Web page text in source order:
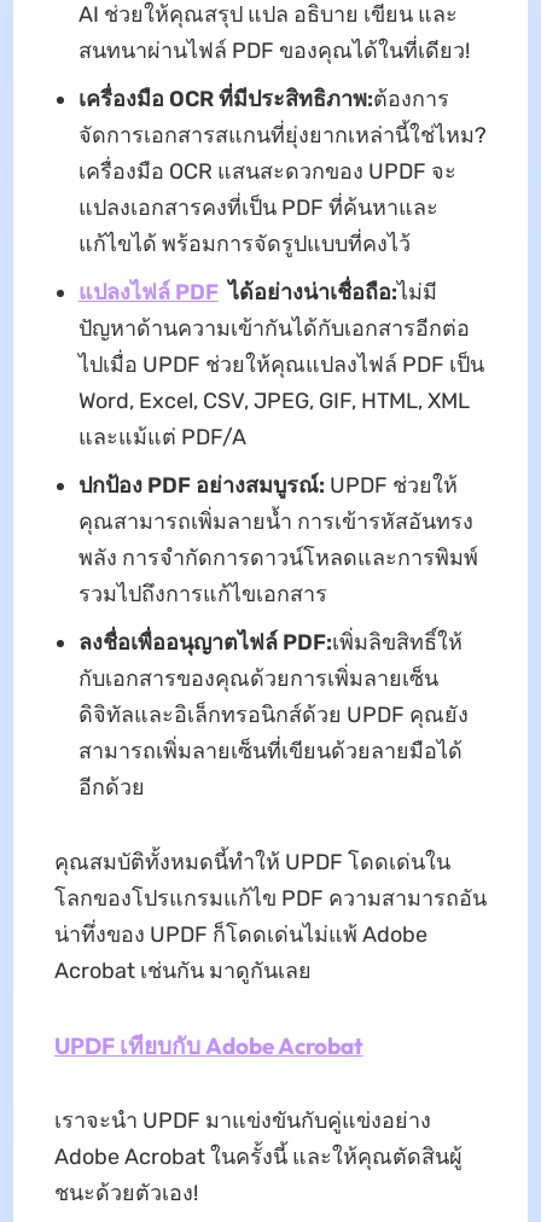
AI ช่วยให้คุณสรุป แปล อธิบาย เขียน และ
สนทนาผ่านไฟล์ PDF ของคุณได้ในที่เดียว!
เครื่องมือ OCR ที่มีประสิทธิภาพ:ต้องการ
จัดการเอกสารสแกนที่ยุ่งยากเหล่านี้ใช่ไหม?
เครื่องมือ OCR แสนสะดวกของ UPDF จะ
แปลงเอกสารคงที่เป็น PDF ที่ค้นหาและ
แก้ไขได้ พร้อมการจัดรูปแบบที่คงไว้
แปลงไฟล์ PDFได้อย่างน่าเชื่อถือ:ไม่มี
ปัญหาด้านความเข้ากันได้กับเอกสารอีกต่อ
ไปเมื่อ UPDF ช่วยให้คุณแปลงไฟล์ PDF เป็น
Word, Excel, CSV, JPEG, GIF, HTML, XML
และแม้แต่ PDF/A
ปกป้อง PDF อย่างสมบูรณ์: UPDF ช่วยให้
คุณสามารถเพิ่มลายน้ำ การเข้ารหัสอันทรง
พลัง การจำกัดการดาวน์โหลดและการพิมพ์
รวมไปถึงการแก้ไขเอกสาร
ลงชื่อเพื่ออนุญาตไฟล์ PDF:เพิ่มลิขสิทธิ์ให้
กับเอกสารของคุณด้วยการเพิ่มลายเซ็น
ดิจิทัลและอิเล็กทรอนิกส์ด้วย UPDF คุณยัง
สามารถเพิ่มลายเซ็นที่เขียนด้วยลายมือได้
อีกด้วย
คุณสมบัติทั้งหมดนี้ทำให้ UPDF โดดเด่นใน
โลกของโปรแกรมแก้ไข PDF ความสามารถอัน
น่าทึ่งของ UPDF ก็โดดเด่นไม่แพ้ Adobe
Acrobat เช่นกัน มาดูกันเลย
UPDF เทียบกับ Adobe Acrobat
เราจะนำ UPDF มาแข่งขันกับคู่แข่งอย่าง
Adobe Acrobat ในครั้งนี้ และให้คุณตัดสินผู้
ชนะด้วยตัวเอง!